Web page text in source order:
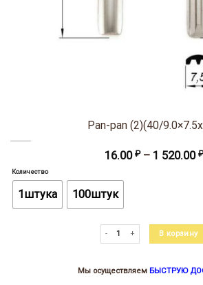
Pan-pan (2)(40/
16.00 ₽ – 1 520.00 ₽
Количество
1штука 100штук
Количество товара Pan-pan
В корзину
Мы осуществляем БЫСТРУЮ